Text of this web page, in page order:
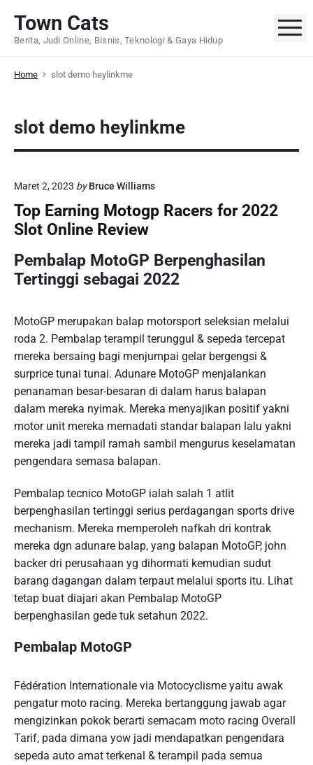
p
Town Cats
Berita, Judi Online, Bisnis, Teknologi & Gaya Hidup
Home slot demo heylinkme
slot demo heylinkme
Maret 2, 2023 by Bruce Williams
Top Earning Motogp Racers for 2022
Slot Online Review
Pembalap MotoGP Berpenghasilan
Tertinggi sebagai 2022
MotoGP merupakan balap motorsport seleksian melalui
roda 2. Pembalap terampil terunggul & sepeda tercepat
mereka bersaing bagi menjumpai gelar bergengsi &
surprice tunai tunai. Adunare MotoGP menjalankan
penanaman besar-besaran di dalam harus balapan
dalam mereka nyimak. Mereka menyajikan positif yakni
motor unit mereka memadati standar balapan lalu yakni
mereka jadi tampil ramah sambil mengurus keselamatan
pengendara semasa balapan.
Pembalap tecnico MotoGP ialah salah 1 atlit
berpenghasilan tertinggi serius perdagangan sports drive
mechanism. Mereka memperoleh nafkah dri kontrak
mereka dgn adunare balap, yang balapan MotoGP, john
backer dri perusahaan yg dihormati kemudian sudut
barang dagangan dalam terpaut melalui sports itu. Lihat
tetap buat diajari akan Pembalap MotoGP
berpenghasilan gede tuk setahun 2022.
Pembalap MotoGP
Fédération Internationale via Motocyclisme yaitu awak
pengatur moto racing. Mereka bertanggung jawab agar
mengizinkan pokok berarti semacam moto racing Overall
Tarif, pada dimana yow jadi mendapatkan pengendara
sepeda auto amat terkenal & terampil pada semua